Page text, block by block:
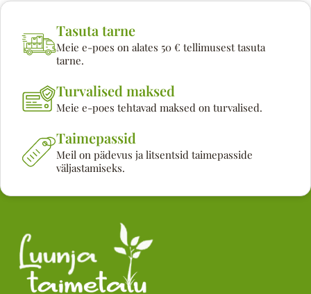
Tasuta tarne
Meie e-poes on alates 50 € tellimusest tasuta
tarne.
Turvalised maksed
Meie e-poes tehtavad maksed on turvalised.
Taimepassid
Meil on pädevus ja litsentsid taimepasside
väljastamiseks.